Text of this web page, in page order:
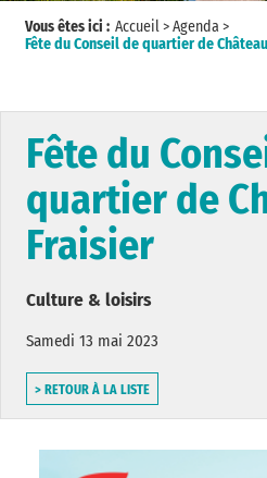
Vous êtes ici : Accueil>Agenda>
Fête du Conseil de quartier de
Fête du
quartier de
Fraisier
Culture & loisirs
Samedi 13 mai 2023
> RETOUR À LA LISTE